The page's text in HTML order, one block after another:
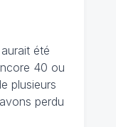
été
40 ou
plusieurs
perdu